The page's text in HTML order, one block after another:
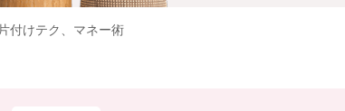
付けテク、マネー術